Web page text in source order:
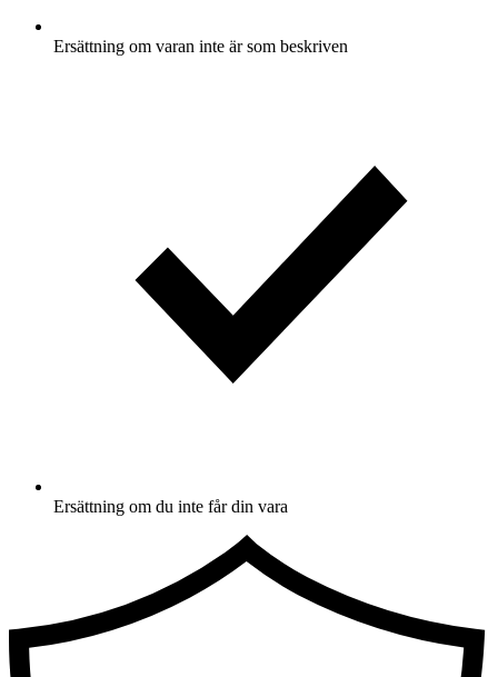
Ersättning om varan inte är som beskriven
Ersättning om du inte får din vara